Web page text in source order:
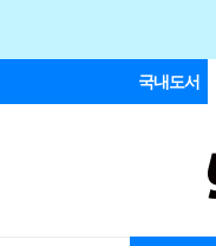
국내도서